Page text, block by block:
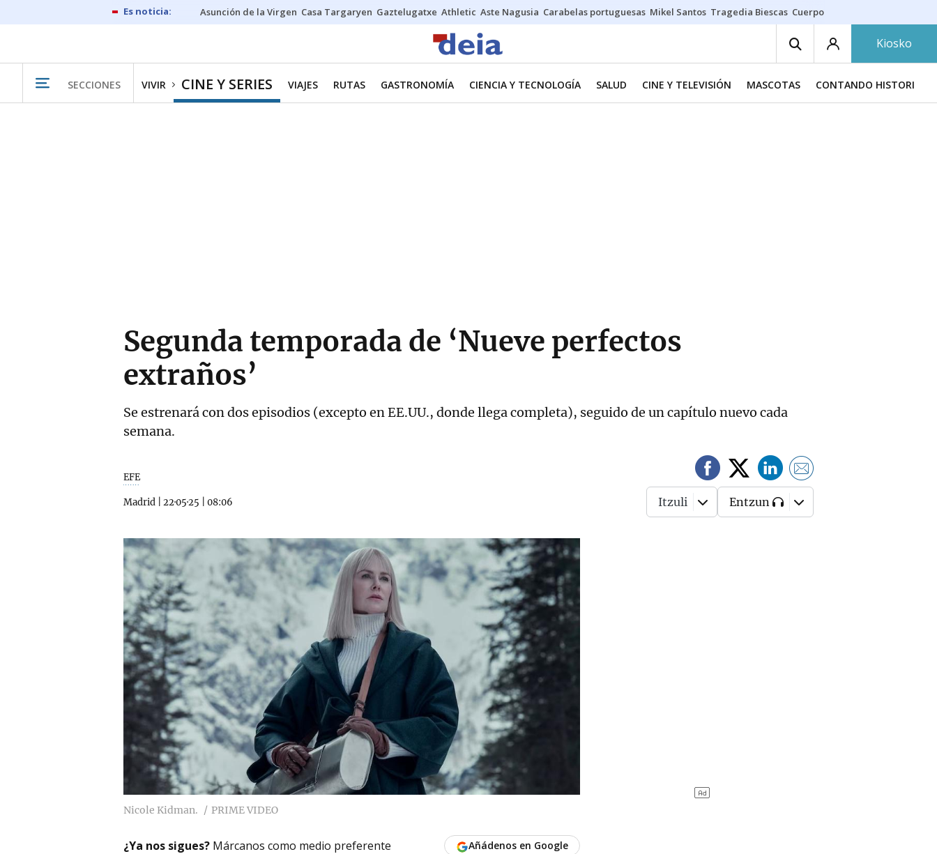
Asunción de la Virgen Casa Targaryen Gaztelugatxe Athletic Aste Nagusia Carabelas portuguesas Mikel Santos Tragedia Biescas Cuerpo ría
Kiosko
SECCIONES VIVIR CINE Y SERIES VIAJES RUTAS GASTRONOMÍA CIENCIA Y TECNOLOGÍA SALUD CINE Y TELEVISIÓN MASCOTAS CONTANDO HISTORIAS
Segunda temporada de ‘Nueve perfectos
extraños’
Se estrenará con dos episodios (excepto en EE.UU., donde llega completa), seguido de un capítulo nuevo cada
semana.
EFE
Madrid 22·05·25 08:06 Itzuli Entzun
Nicole Kidman. PRIME VIDEO
¿Ya nos sigues? Márcanos como medio preferente Añádenos en Google